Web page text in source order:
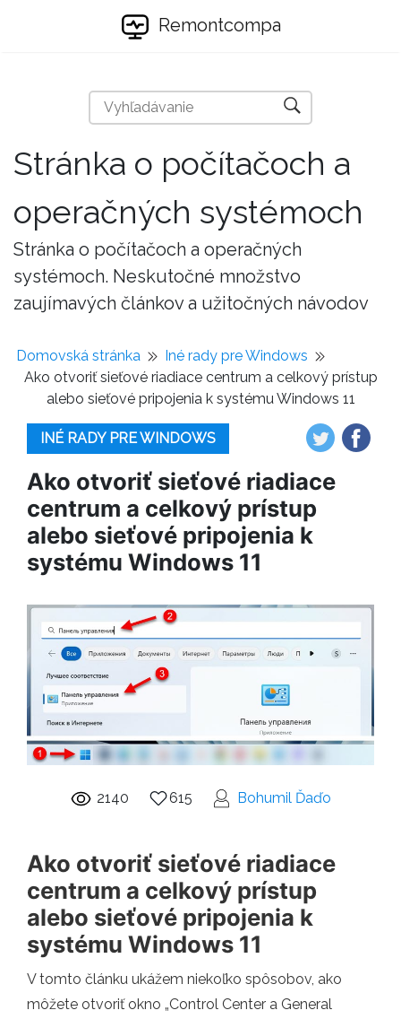
Remontcompa
Stránka o počítačoch a
operačných systémoch
Stránka o počítačoch a operačných
systémoch. Neskutočné množstvo
zaujímavých článkov a užitočných návodov
Domovská stránka
Iné rady pre Windows
Ako otvoriť sieťové riadiace centrum a celkový prístup
alebo sieťové pripojenia k systému Windows 11
INÉ RADY PRE WINDOWS
Ako otvoriť sieťové riadiace
centrum a celkový prístup
alebo sieťové pripojenia k
systému Windows 11
2140 615 Bohumil Ďaďo
Ako otvoriť sieťové riadiace
centrum a celkový prístup
alebo sieťové pripojenia k
systému Windows 11
V tomto článku ukážem niekoľko spôsobov, ako
môžete otvoriť okno „Control Center a General